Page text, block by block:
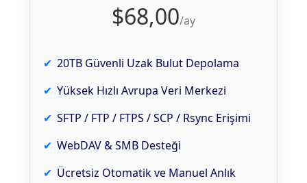
$68,00/ay
20TB Güvenli Uzak Bulut Depolama
Yüksek Hızlı Avrupa Veri Merkezi
SFTP / FTP / FTPS / SCP / Rsync Erişimi
WebDAV & SMB Desteği
Ücretsiz Otomatik ve Manuel Anlık